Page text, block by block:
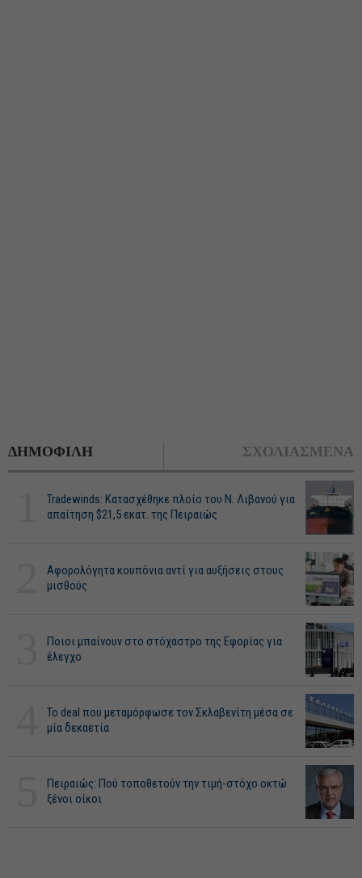
ΔΗΜΟΦΙΛΗ ΣΧΟΛΙΑΣΜΕΝΑ
Tradewinds: Κατασχέθηκε πλοίο του Ν. Λιβανού για
απαίτηση $21,5 εκατ. της Πειραιώς
Αφορολόγητα κουπόνια αντί για αυξήσεις στους
μισθούς
Ποιοι μπαίνουν στο στόχαστρο της Εφορίας για
έλεγχο
Το deal που μεταμόρφωσε τον Σκλαβενίτη μέσα σε
μία δεκαετία
Πειραιώς: Πού τοποθετούν την τιμή-στόχο οκτώ
ξένοι οίκοι